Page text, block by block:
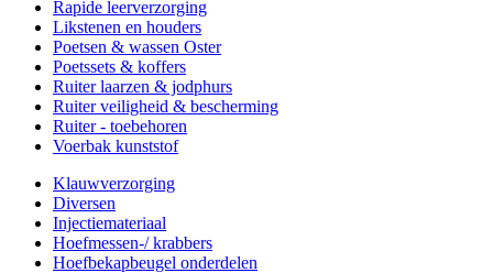
Rapide leerverzorging
Likstenen en houders
Poetsen & wassen Oster
Poetssets & koffers
Ruiter laarzen & jodphurs
Ruiter veiligheid & bescherming
Ruiter - toebehoren
Voerbak kunststof
Klauwverzorging
Diversen
Injectiemateriaal
Hoefmessen-/ krabbers
Hoefbekapbeugel onderdelen